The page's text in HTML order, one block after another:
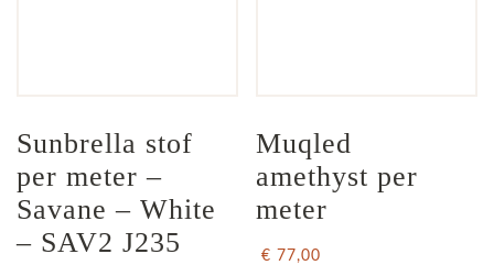
Sunbrella stof
per meter –
Savane – White
– SAV2 J235
Muqled
amethyst per
meter
€ 77,00